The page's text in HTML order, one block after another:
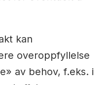
kan
overoppfyllelse
av behov, f.eks. i